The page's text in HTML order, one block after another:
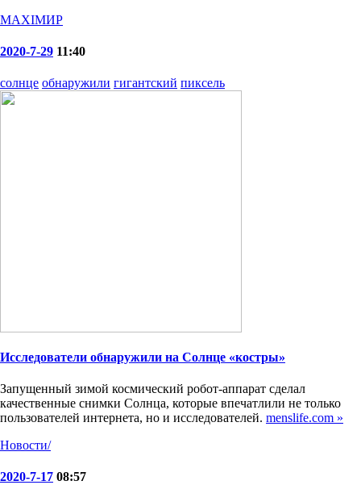
MAXIMИР
2020-7-29 11:40
солнце обнаружили гигантский пиксель
Исследователи обнаружили на Солнце «костры»
Запущенный зимой космический робот-аппарат сделал
качественные снимки Солнца, которые впечатлили не только
пользователей интернета, но и исследователей. menslife.com »
Новости/
2020-7-17 08:57